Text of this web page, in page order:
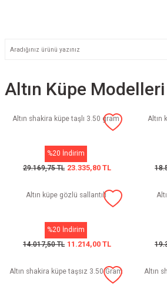
Altın Küpe Modelleri
Altın shakira küpe taşlı 3.50 gram
%20 İndirim
29.169,75 TL 23.335,80 TL
Altın
Altın küpe gözlü sallantılı
%20 İndirim
14.017,50 TL 11.214,00 TL
Altın shakira küpe taşsız 3.50 Gram Altın